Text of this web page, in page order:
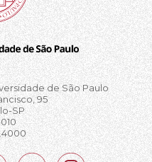
de São Paulo
95
SP